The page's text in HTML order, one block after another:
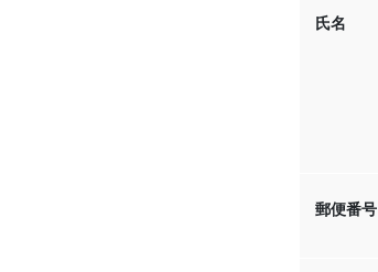
氏名
郵便番号